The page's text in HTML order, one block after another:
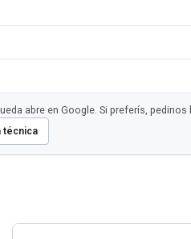
abre en Google. Si preferís, pedinos
técnica